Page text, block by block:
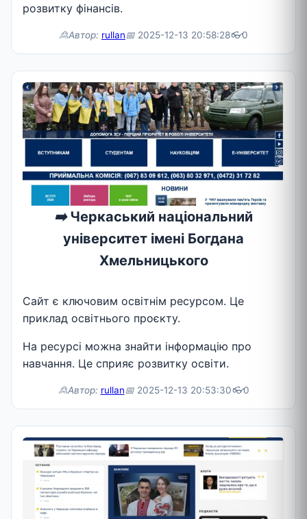
розвитку фінансів.
🙎Автор: rullan📅 2025-12-13 20:58:28👓0
➡️Черкаський національний
університет імені Богдана
Хмельницького
Сайт є ключовим освітнім ресурсом. Це
приклад освітнього проєкту.
На ресурсі можна знайти інформацію про
навчання. Це сприяє розвитку освіти.
🙎Автор: rullan📅2025-12-13 20:53:30👓0